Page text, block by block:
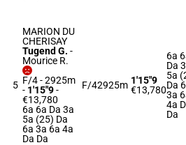
5
MARION DU
CHERISAY
Tugend G. -
Mourice R.
F/4 - 2925m
- 1'15"9-
€13,780
6a 6a Da 3a
5a (25) Da
6a 3a 6a 4a
Da Da
F/42925m 1'15"9
€13,780
6a
Da
5a
Da
3a
4a
Da